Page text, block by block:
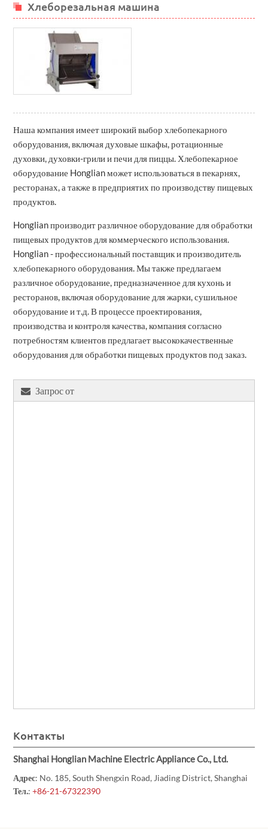
Хлеборезальная машина
Наша компания имеет широкий выбор хлебопекарного
оборудования, включая духовые шкафы, ротационные
духовки, духовки-грили и печи для пиццы. Хлебопекарное
оборудование Honglian может использоваться в пекарнях,
ресторанах, а также в предприятих по производству пищевых
продуктов.
Honglian производит различное оборудование для обработки
пищевых продуктов для коммерческого использования.
Honglian - профессиональный поставщик и производитель
хлебопекарного оборудования. Мы также предлагаем
различное оборудование, предназначенное для кухонь и
ресторанов, включая оборудование для жарки, сушильное
оборудование и т.д. В процессе проектирования,
производства и контроля качества, компания согласно
потребностям клиентов предлагает высококачественные
оборудования для обработки пищевых продуктов под заказ.
Запрос от
Контакты
Shanghai Honglian Machine Electric Appliance Co., Ltd.
Адрес: No. 185, South Shengxin Road, Jiading District, Shanghai
Тел.:+86-21-67322390